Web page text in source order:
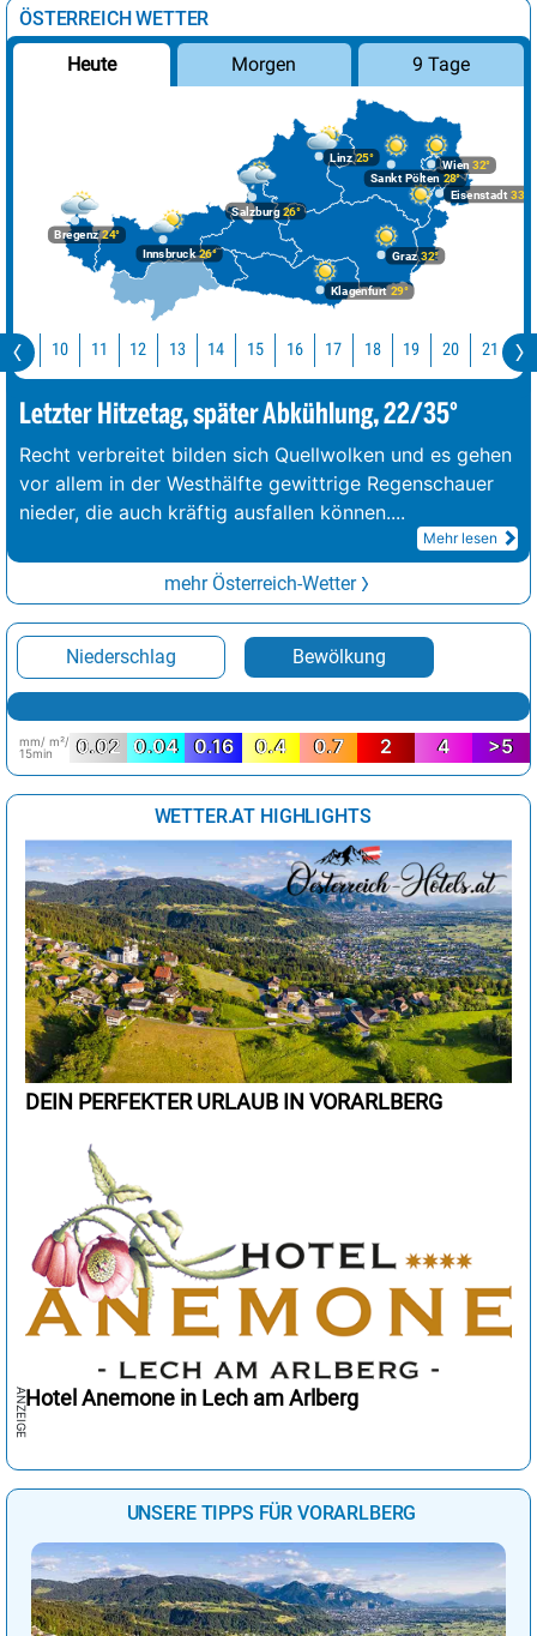
ÖSTERREICH WETTER
Heute Morgen 9 Tage
Bregenz24°
Graz32°
Innsbruck26°
Klagenfurt 29°
Linz25°
Salzburg26°
Wien 32°
Eisenstadt 33°
Sankt Pölten 28°
Jetzt 20
Letzter Hitzetag, später Abkühlung, 22/35°
Recht verbreitet bilden sich Quellwolken und es gehen
vor allem in der Westhälfte gewittrige Regenschauer
nieder, die auch kräftig ausfallen können....
Mehr lesen
mehr Österreich-Wetter
Niederschlag Bewölkung
mm/ m²/
15min
0.02 0.04 0.16 0.4 0.7 2 4 >5
WETTER.AT HIGHLIGHTS
DEIN PERFEKTER URLAUB IN VORARLBERG
Hotel Anemone in Lech am Arlberg
UNSERE TIPPS FÜR VORARLBERG